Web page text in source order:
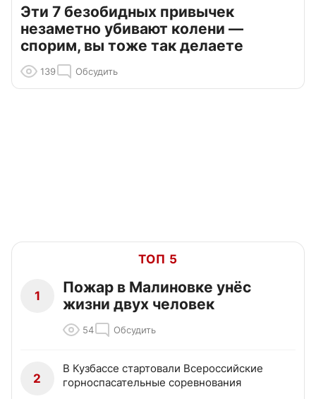
Эти 7 безобидных привычек
незаметно убивают колени —
спорим, вы тоже так делаете
139 Обсудить
ТОП 5
1
Пожар в Малиновке унёс
жизни двух человек
54 Обсудить
2
В Кузбассе стартовали Всероссийские
горноспасательные соревнования